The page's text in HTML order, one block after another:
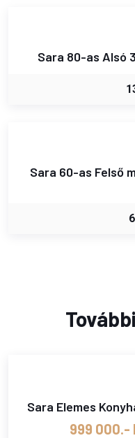
Sara 80-as Alsó
Sara 60-as Felső
Sara Elemes
999 000.-